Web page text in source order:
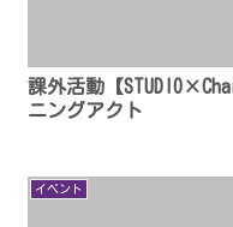
課外活動【
ニングアクト
イベント